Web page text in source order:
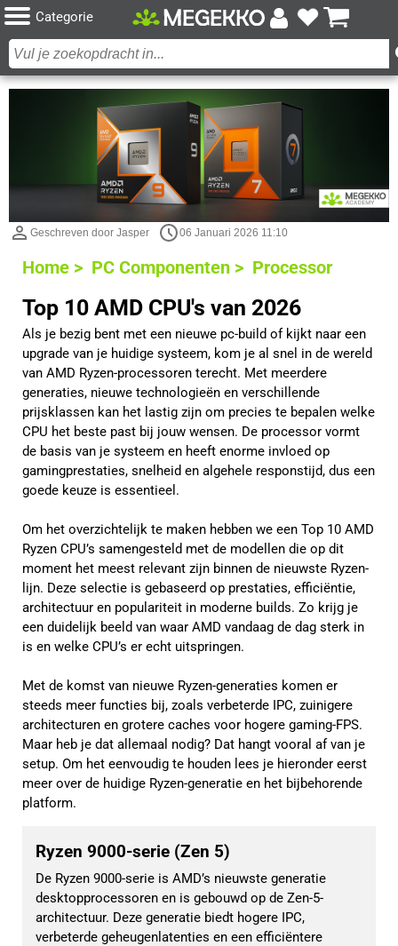
Categorie
Geschreven door Jasper 06 Januari 2026 11:10
Home > PC Componenten > Processor
Top 10 AMD CPU's van 2026
Als je bezig bent met een nieuwe pc-build of kijkt naar een
upgrade van je huidige systeem, kom je al snel in de wereld
van AMD Ryzen-processoren terecht. Met meerdere
generaties, nieuwe technologieën en verschillende
prijsklassen kan het lastig zijn om precies te bepalen welke
CPU het beste past bij jouw wensen. De processor vormt
de basis van je systeem en heeft enorme invloed op
gamingprestaties, snelheid en algehele responstijd, dus een
goede keuze is essentieel.
Om het overzichtelijk te maken hebben we een Top 10 AMD
Ryzen CPU’s samengesteld met de modellen die op dit
moment het meest relevant zijn binnen de nieuwste Ryzen-
lijn. Deze selectie is gebaseerd op prestaties, efficiëntie,
architectuur en populariteit in moderne builds. Zo krijg je
een duidelijk beeld van waar AMD vandaag de dag sterk in
is en welke CPU’s er echt uitspringen.
Met de komst van nieuwe Ryzen-generaties komen er
steeds meer functies bij, zoals verbeterde IPC, zuinigere
architecturen en grotere caches voor hogere gaming-FPS.
Maar heb je dat allemaal nodig? Dat hangt vooral af van je
setup. Om het eenvoudig te houden lees je hieronder eerst
meer over de huidige Ryzen-generatie en het bijbehorende
platform.
Ryzen 9000-serie (Zen 5)
De Ryzen 9000-serie is AMD’s nieuwste generatie
desktopprocessoren en is gebouwd op de Zen-5-
architectuur. Deze generatie biedt hogere IPC,
verbeterde geheugenlatenties en een efficiëntere